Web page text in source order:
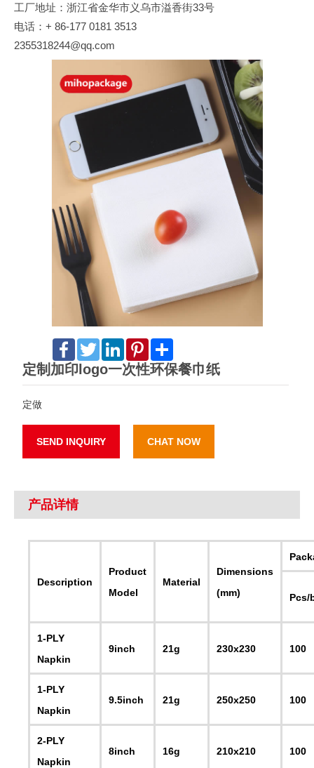
工厂地址：浙江省金华市义乌市溢香街33号
电话：+ 86-177 0181 3513
2355318244@qq.com
FacebookTwitterLinkedInPinterest
定制加印logo一次性环保餐巾纸
定做
SEND INQUIRY CHAT NOW
产品详情
Description
Product
Model
Material
Dimensions
(mm)
Pcs/
1-PLY
Napkin
9inch 21g 230x230 100
1-PLY
Napkin
9.5inch 21g 250x250 100
2-PLY
Napkin
8inch 16g 210x210 100